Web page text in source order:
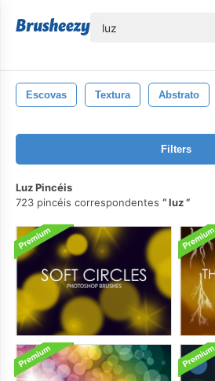
Escovas Textura Abstrato
Filters
Luz Pincéis
723 pincéis correspondentes
luz